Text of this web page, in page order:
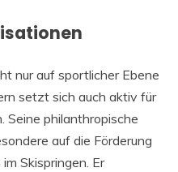
nur auf sportlicher Ebene
setzt sich auch aktiv für
Seine philanthropische
auf die Förderung
Skispringen. Er